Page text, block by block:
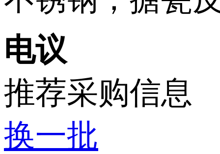
电议
推荐采购信息
换一批